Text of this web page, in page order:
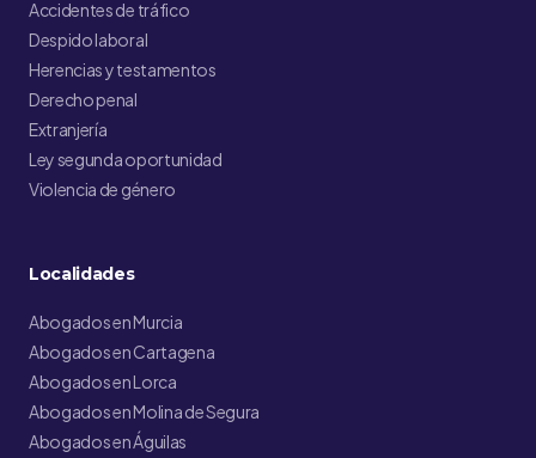
Accidentes de tráfico
Despido laboral
Herencias y testamentos
Derecho penal
Extranjería
Ley segunda oportunidad
Violencia de género
Localidades
Abogados en Murcia
Abogados en Cartagena
Abogados en Lorca
Abogados en Molina de Segura
Abogados en Águilas